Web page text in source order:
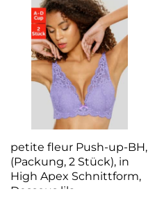
petite fleur Push-up-BH,
(Packung, 2 Stück), in
High Apex Schnittform,
Dessous lila